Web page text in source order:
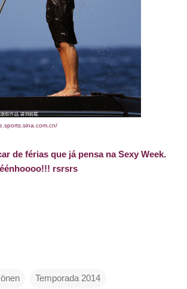
de férias que já pensa na Sexy Week.
rsrsrs
Temporada 2014